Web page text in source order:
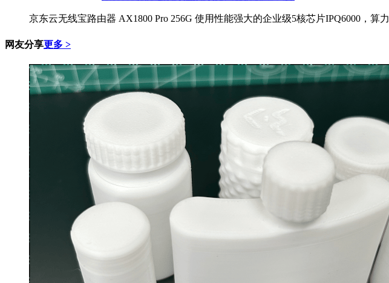
京东云无线宝路由器 AX1800 Pro 256G 使用性能强大的企业级5核芯片IPQ6000，算力
网友分享更多 >